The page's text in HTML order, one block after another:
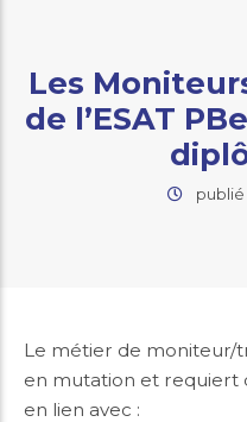
Les
de l’ESAT
publié
Le métier de moniteur/
en mutation et requiert
en lien avec :